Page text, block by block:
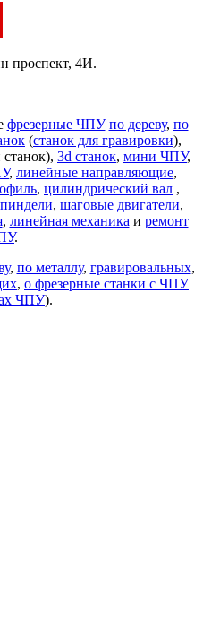
проспект, 4И.
фрезерные ЧПУ по дереву, по
(станок для гравировки),
3d станок, мини ЧПУ,
, линейные направляющие,
, цилиндрический вал ,
, шаговые двигатели,
, линейная механика и ремонт
.
, по металлу, гравировальных,
, о фрезерные станки с ЧПУ
ЧПУ).